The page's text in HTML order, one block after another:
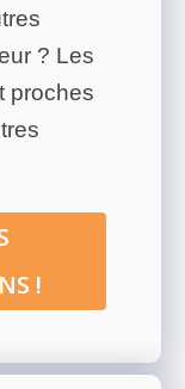
? Les
proches
!